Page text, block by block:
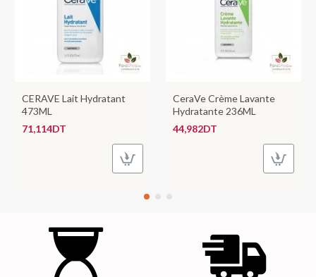
CERAVE Lait Hydratant
473ML
71,114DT
CeraVe Crème Lavante
Hydratante 236ML
44,982DT